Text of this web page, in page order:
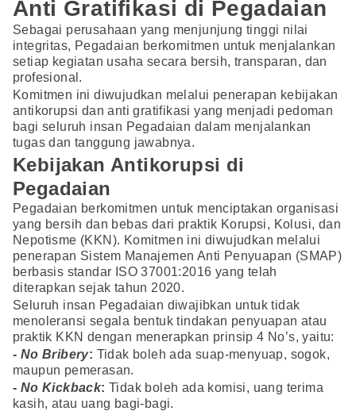
Anti Gratifikasi di Pegadaian
Sebagai perusahaan yang menjunjung tinggi nilai
integritas, Pegadaian berkomitmen untuk menjalankan
setiap kegiatan usaha secara bersih, transparan, dan
profesional.
Komitmen ini diwujudkan melalui penerapan kebijakan
antikorupsi dan anti gratifikasi yang menjadi pedoman
bagi seluruh insan Pegadaian dalam menjalankan
tugas dan tanggung jawabnya.
Kebijakan Antikorupsi di
Pegadaian
Pegadaian berkomitmen untuk menciptakan organisasi
yang bersih dan bebas dari praktik Korupsi, Kolusi, dan
Nepotisme (KKN). Komitmen ini diwujudkan melalui
penerapan Sistem Manajemen Anti Penyuapan (SMAP)
berbasis standar ISO 37001:2016 yang telah
diterapkan sejak tahun 2020.
Seluruh insan Pegadaian diwajibkan untuk tidak
menoleransi segala bentuk tindakan penyuapan atau
praktik KKN dengan menerapkan prinsip 4 No’s, yaitu:
- No Bribery: Tidak boleh ada suap-menyuap, sogok,
maupun pemerasan.
- No Kickback: Tidak boleh ada komisi, uang terima
kasih, atau uang bagi-bagi.